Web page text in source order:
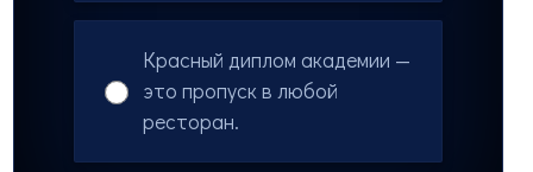
Красный диплом академии —
это пропуск в любой
ресторан.